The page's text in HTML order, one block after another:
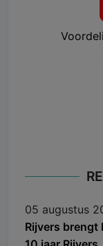
05 augustus
Rijvers brengt